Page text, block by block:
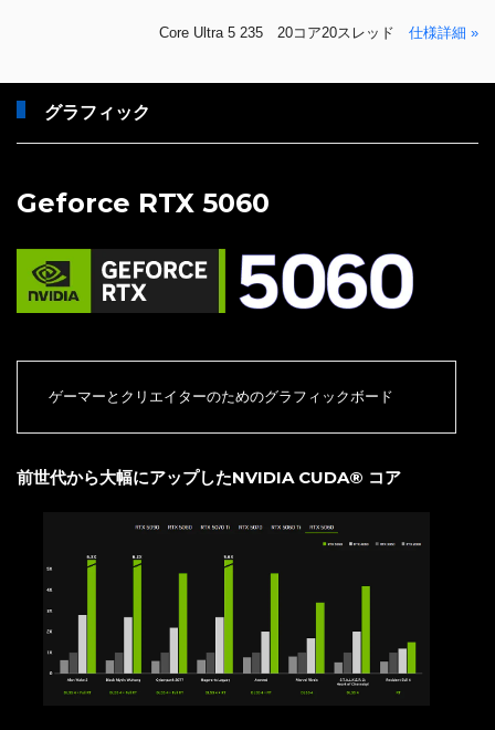
Core Ultra 5 235 20コア20スレッド 仕様詳細 »
グラフィック
Geforce RTX 5060
ゲーマーとクリエイターのためのグラフィックボード
前世代から大幅にアップしたNVIDIA CUDA® コア